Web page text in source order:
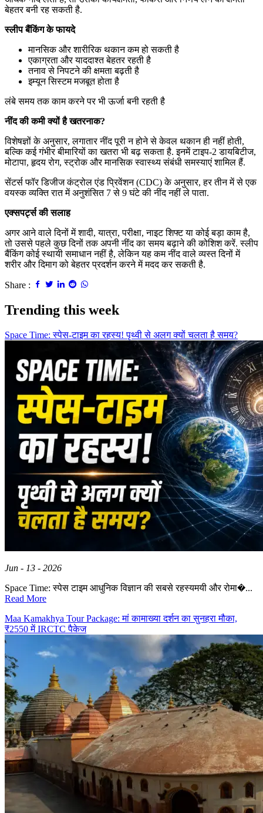
बेहतर बनी रह सकती है.
स्लीप बैंकिंग के फायदे
मानसिक और शारीरिक थकान कम हो सकती है
एकाग्रता और याददाश्त बेहतर रहती है
तनाव से निपटने की क्षमता बढ़ती है
इम्यून सिस्टम मजबूत होता है
लंबे समय तक काम करने पर भी ऊर्जा बनी रहती है
नींद की कमी क्यों है खतरनाक?
विशेषज्ञों के अनुसार, लगातार नींद पूरी न होने से केवल थकान ही नहीं होती,
बल्कि कई गंभीर बीमारियों का खतरा भी बढ़ सकता है. इनमें टाइप-2 डायबिटीज,
मोटापा, हृदय रोग, स्ट्रोक और मानसिक स्वास्थ्य संबंधी समस्याएं शामिल हैं.
सेंटर्स फॉर डिजीज कंट्रोल एंड प्रिवेंशन (CDC) के अनुसार, हर तीन में से एक
वयस्क व्यक्ति रात में अनुशंसित 7 से 9 घंटे की नींद नहीं ले पाता.
एक्सपर्ट्स की सलाह
अगर आने वाले दिनों में शादी, यात्रा, परीक्षा, नाइट शिफ्ट या कोई बड़ा काम है,
तो उससे पहले कुछ दिनों तक अपनी नींद का समय बढ़ाने की कोशिश करें. स्लीप
बैंकिंग कोई स्थायी समाधान नहीं है, लेकिन यह कम नींद वाले व्यस्त दिनों में
शरीर और दिमाग को बेहतर प्रदर्शन करने में मदद कर सकती है.
Share :
Trending this week
Space Time: स्पेस-टाइम का रहस्य! पृथ्वी से अलग क्यों चलता है समय?
Jun - 13 - 2026
Space Time: स्पेस टाइम आधुनिक विज्ञान की सबसे रहस्यमयी और रोमा�...
Read More
Maa Kamakhya Tour Package: मां कामाख्या दर्शन का सुनहरा मौका,
₹2550 में IRCTC पैकेज